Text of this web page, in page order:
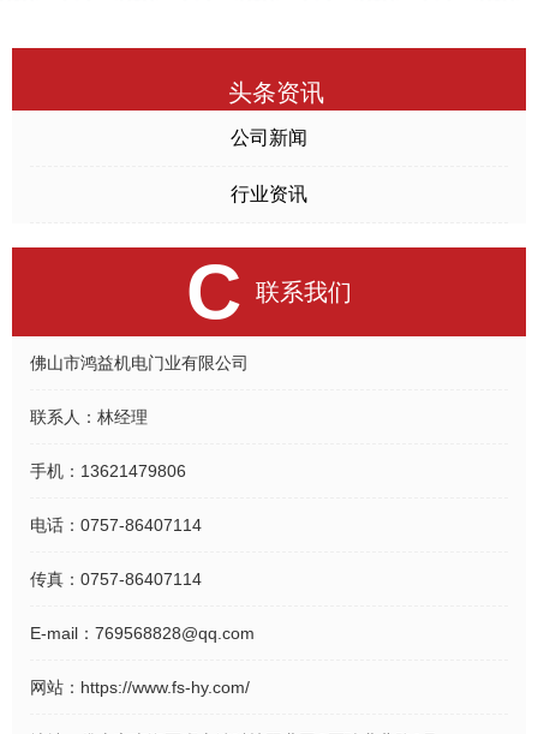
头条资讯
公司新闻
行业资讯
C 联系我们
佛山市鸿益机电门业有限公司
联系人： 林经理
手机： 13621479806
电话： 0757-86407114
传真： 0757-86407114
E-mail： 769568828@qq.com
网站： https://www.fs-hy.com/